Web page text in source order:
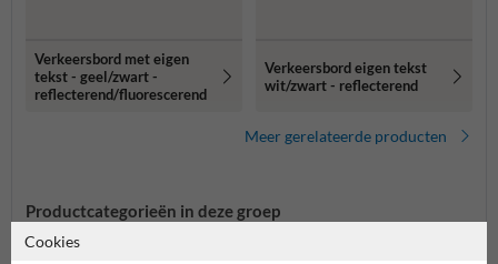
Verkeersbord met eigen
tekst - geel/zwart -
reflecterend/fluorescerend
Verkeersbord eigen tekst
wit/zwart - reflecterend
Meer gerelateerde producten
Productcategorieën in deze groep
Cookies